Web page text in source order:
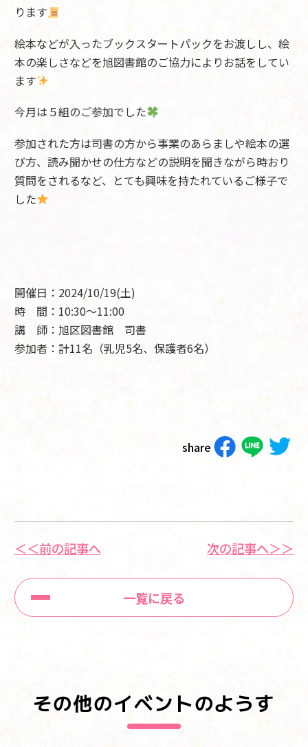
ります
絵本などが入ったブックスタートパックをお渡しし、絵
本の楽しさなどを旭図書館のご協力によりお話をしてい
ます
今月は５組のご参加でした
参加された方は司書の方から事業のあらましや絵本の選
び方、読み聞かせの仕方などの説明を聞きながら時おり
質問をされるなど、とても興味を持たれているご様子で
した
開催日：2024/10/19(土)
時 間：10:30～11:00
講 師：旭区図書館 司書
参加者：計11名（乳児5名、保護者6名）
share
＜＜前の記事へ
一覧に戻る
次の記事へ＞＞
その他のイベントのようす